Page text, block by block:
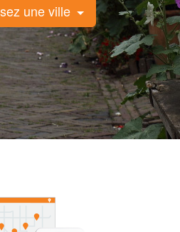
une ville